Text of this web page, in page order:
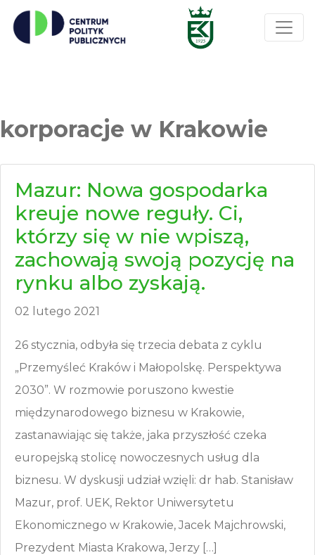
korporacje w Krakowie
Mazur: Nowa gospodarka
kreuje nowe reguły. Ci,
którzy się w nie wpiszą,
zachowają swoją pozycję na
rynku albo zyskają.
02 lutego 2021
26 stycznia, odbyła się trzecia debata z cyklu
„Przemyśleć Kraków i Małopolskę. Perspektywa
2030”. W rozmowie poruszono kwestie
międzynarodowego biznesu w Krakowie,
zastanawiając się także, jaka przyszłość czeka
europejską stolicę nowoczesnych usług dla
biznesu. W dyskusji udział wzięli: dr hab. Stanisław
Mazur, prof. UEK, Rektor Uniwersytetu
Ekonomicznego w Krakowie, Jacek Majchrowski,
Prezydent Miasta Krakowa, Jerzy […]